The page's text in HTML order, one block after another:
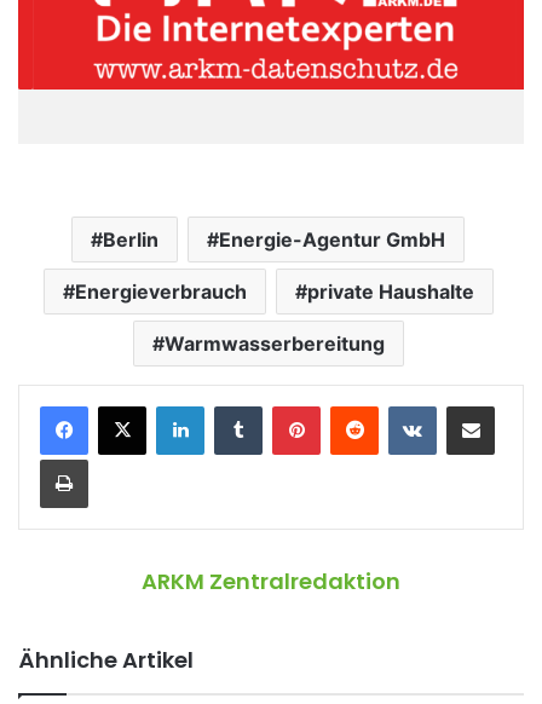
Berlin Energie-Agentur GmbH
Energieverbrauch private Haushalte
Warmwasserbereitung
ARKM Zentralredaktion
Ähnliche Artikel